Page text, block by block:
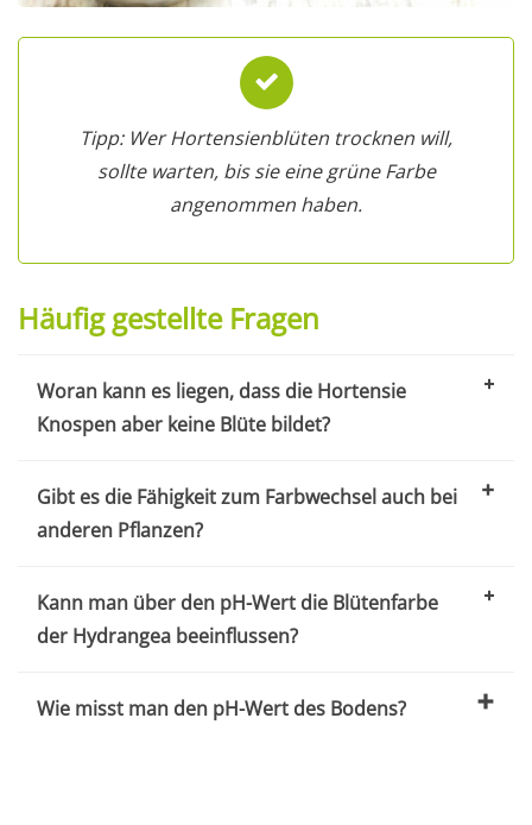
Tipp: Wer Hortensienblüten trocknen will,
sollte warten, bis sie eine grüne Farbe
angenommen haben.
Häufig gestellte Fragen
Woran kann es liegen, dass die Hortensie
Knospen aber keine Blüte bildet?
Gibt es die Fähigkeit zum Farbwechsel auch bei
anderen Pflanzen?
Kann man über den pH-Wert die Blütenfarbe
der Hydrangea beeinflussen?
Wie misst man den pH-Wert des Bodens?